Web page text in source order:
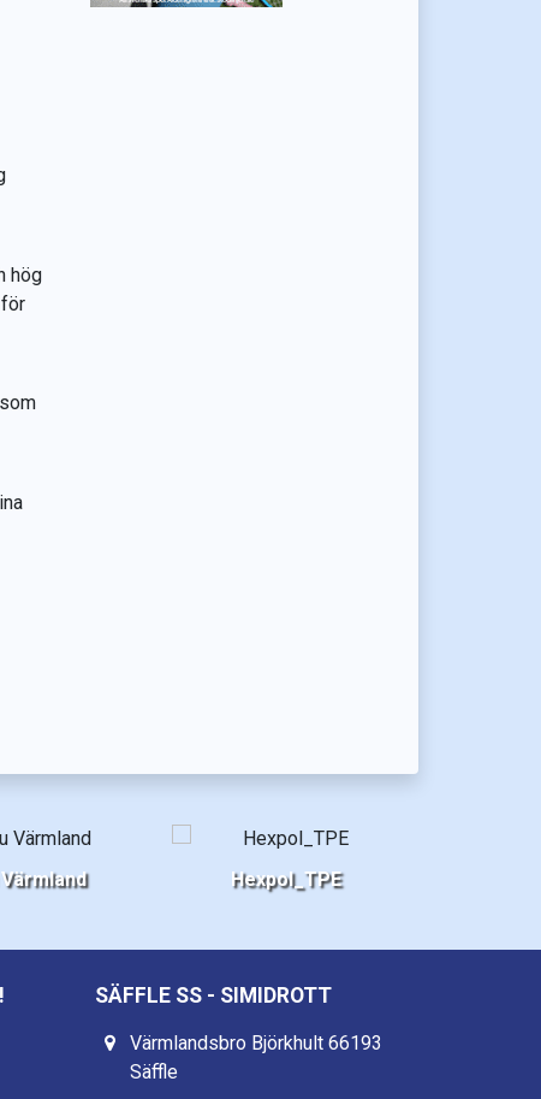
hög
Värmland Hexpol_TPE
SÄFFLE SS - SIMIDROTT
Värmlandsbro Björkhult 66193
Säffle